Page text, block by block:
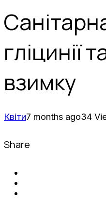
гліцинії
взимку
Квіти7 months ago34
Share